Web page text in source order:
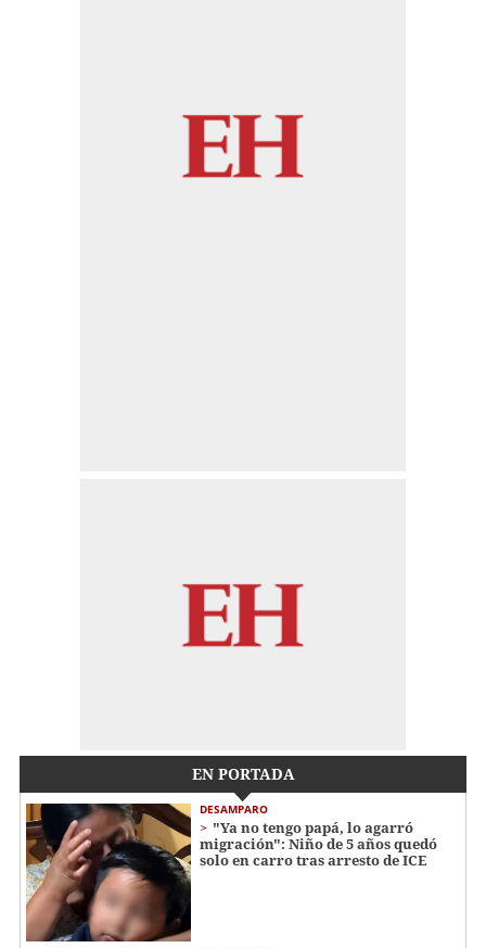
EN PORTADA
DESAMPARO
"Ya no tengo papá, lo agarró
migración": Niño de 5 años quedó
solo en carro tras arresto de ICE